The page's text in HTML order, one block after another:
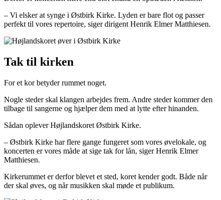
– Vi elsker at synge i Østbirk Kirke. Lyden er bare flot og passer
perfekt til vores repertoire, siger dirigent Henrik Elmer Matthiesen.
Tak til kirken
For et kor betyder rummet noget.
Nogle steder skal klangen arbejdes frem. Andre steder kommer den
tilbage til sangerne og hjælper dem med at lytte efter hinanden.
Sådan oplever Højlandskoret Østbirk Kirke.
– Østbirk Kirke har flere gange fungeret som vores øvelokale, og
koncerten er vores måde at sige tak for lån, siger Henrik Elmer
Matthiesen.
Kirkerummet er derfor blevet et sted, koret kender godt. Både når
der skal øves, og når musikken skal møde et publikum.